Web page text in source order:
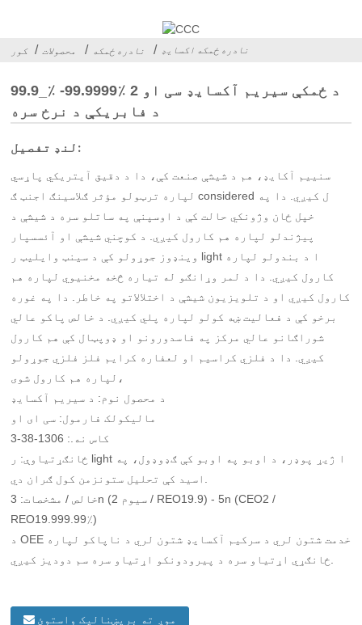
کور محصولات نادره ځمکه نادره ځمکه اکسایډ
99.9_٪ -99.9999٪ د ځمکې سیریم آکسایډ سی او 2
د فابریکې د نرخ سره
لنډ تفصیل:
سنییم آکایډ، هم د شیشې صنعت کې، دا د دقیق آیتریکي پاړسي
لپاره ترټولو مؤثر ګلاسینګ اجنټ ګ considered ل کیږي. دا په
خپل ځان وژونکي حالت کې د اوسپنې په ساتلو سره د شیشې د
پیژندلو لپاره هم کارول کیږي. د کوچني شیشې او آئسسپار
وینډوز جوړولو کې د سینټ وایلیټ ر light ا د بندولو لپاره
کارول کیږي. دا د لمر وړانګو له تیاره څخه مخنیوي لپاره هم
کارول کیږي او د تلویزیون شیشې د اختلالاتو په خاطر. دا په غوره
برخو کې د فعالیت ښه کولو لپاره پلي کیږي. د خالص پاکو عالي
شوراګانو عالي مرکز په فاسدورونو او ډوپټال کې هم کارول
کیږي. دا د فلزي کراسیم او لعفاره کرایم فلز فلزي جوړولو
لپاره هم کارول شوی،
د محصول نوم: د سیریم آکسایډ
مالیکولک فارمول: سی ای او
کاس نه.: 1306-38-3
ځانګړتیاوې: ر light ا ژیړ پوډر، د اوبو په اوبو کې ګډوډول، په
اسید کې تحلیل ستونزمن کول ګران دي.
خالص / مشخصات: 3n (سیوم 2 / REO19.9) - 5n (CEO2 /
REO19.999.99٪)
د OEE خدمت شتون لري د سرکیم آکسایډ شتون لري د ناپاکو لپاره
ځانګړي اړتیاو سره د پیرودونکو اړتیاو سره سم دوديز کیږي.
موږ ته بریښنالیک واستوئ